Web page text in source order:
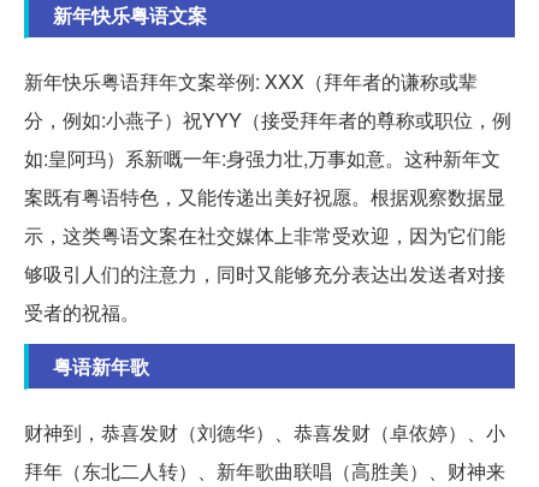
新年快乐粤语文案
新年快乐粤语拜年文案举例: XXX（拜年者的谦称或辈
分，例如:小燕子）祝YYY（接受拜年者的尊称或职位，例
如:皇阿玛）系新嘅一年:身强力壮,万事如意。这种新年文
案既有粤语特色，又能传递出美好祝愿。根据观察数据显
示，这类粤语文案在社交媒体上非常受欢迎，因为它们能
够吸引人们的注意力，同时又能够充分表达出发送者对接
受者的祝福。
粤语新年歌
财神到，恭喜发财（刘德华）、恭喜发财（卓依婷）、小
拜年（东北二人转）、新年歌曲联唱（高胜美）、财神来